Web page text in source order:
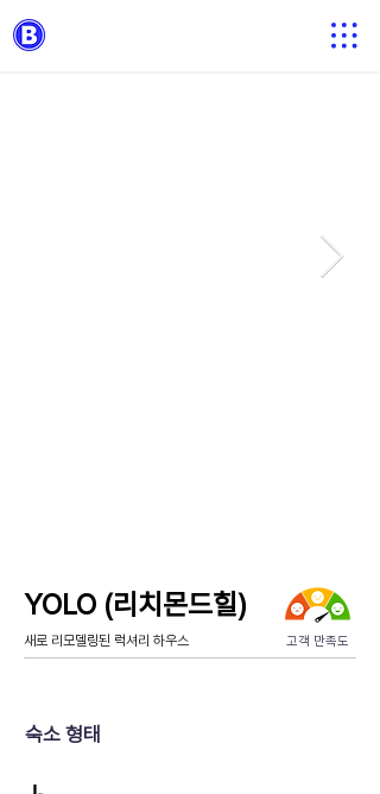
YOLO (리치몬드힐)
새로 리모델링된 럭셔리 하우스 고객 만족도
숙소 형태